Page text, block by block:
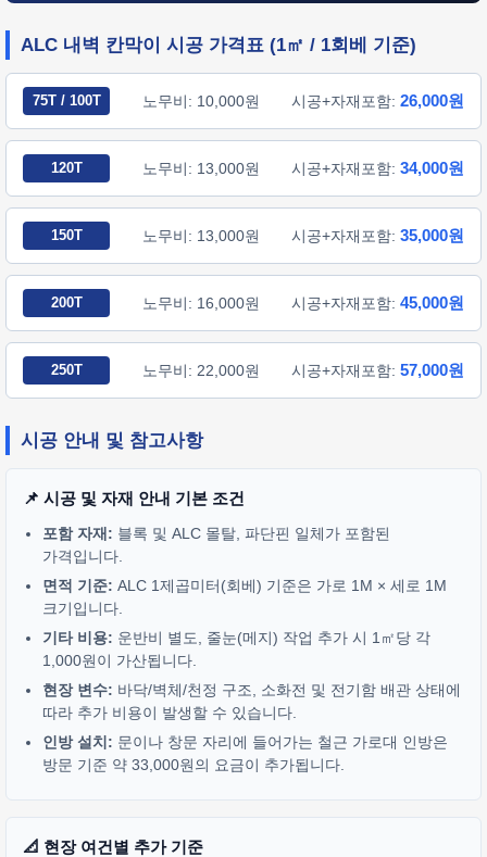
ALC 내벽 칸막이 시공 가격표 (1㎡ / 1회베 기준)
75T / 100T 노무비: 10,000원 시공+자재포함: 26,000원
120T 노무비: 13,000원 시공+자재포함: 34,000원
150T 노무비: 13,000원 시공+자재포함: 35,000원
200T 노무비: 16,000원 시공+자재포함: 45,000원
250T 노무비: 22,000원 시공+자재포함: 57,000원
시공 안내 및 참고사항
📌 시공 및 자재 안내 기본 조건
포함 자재: 블록 및 ALC 몰탈, 파단핀 일체가 포함된
가격입니다.
면적 기준: ALC 1제곱미터(회베) 기준은 가로 1M × 세로 1M
크기입니다.
기타 비용: 운반비 별도, 줄눈(메지) 작업 추가 시 1㎡당 각
1,000원이 가산됩니다.
현장 변수: 바닥/벽체/천정 구조, 소화전 및 전기함 배관 상태에
따라 추가 비용이 발생할 수 있습니다.
인방 설치: 문이나 창문 자리에 들어가는 철근 가로대 인방은
방문 기준 약 33,000원의 요금이 추가됩니다.
📐 현장 여건별 추가 기준